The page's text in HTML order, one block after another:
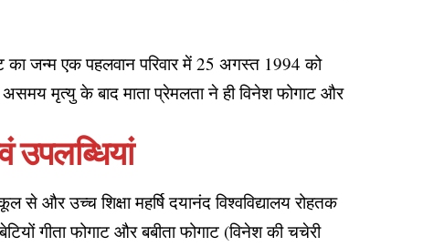
का जन्म एक पहलवान परिवार में 25 अगस्त 1994 को
मृत्यु के बाद माता प्रेमलता ने ही विनेश फोगाट और
उपलब्धियां
और उच्च शिक्षा महर्षि दयानंद विश्वविद्यालय रोहतक
गीता फोगाट और बबीता फोगाट (विनेश की चचेरी